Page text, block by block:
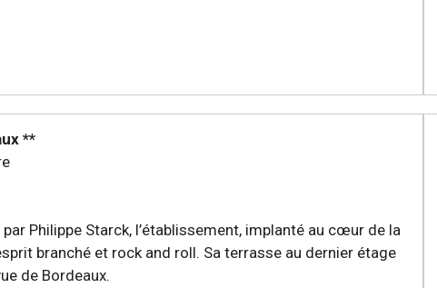
**
par Philippe Starck, l’établissement, implanté au cœur de la
branché et rock and roll. Sa terrasse au dernier étage
de Bordeaux.